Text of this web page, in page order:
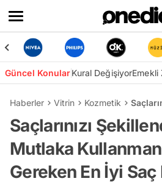
Güncel KonularKural DeğişiyorEmekli
Haberler Vitrin Kozmetik
Saçlarınızı
Mutlaka
Gereken En İyi Saç